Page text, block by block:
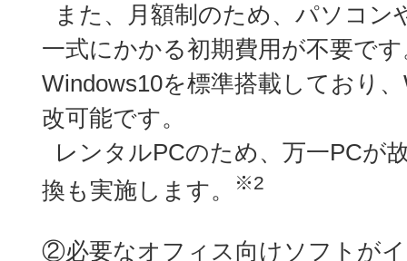
また、月額制のため、パソコン
一式にかかる初期費用が不要で
Windows10を標準搭載しており
改可能です。
レンタルPCのため、万一PCが
換も実施します。
※2
②必要なオフィス向けソフトが